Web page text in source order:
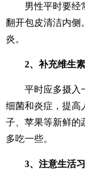
男性平时要经常
翻开包皮清洁内侧
炎。
2、补充维生
平时应多摄入一
细菌和炎症，提高
子、苹果等新鲜的
多吃一些。
3、注意生活